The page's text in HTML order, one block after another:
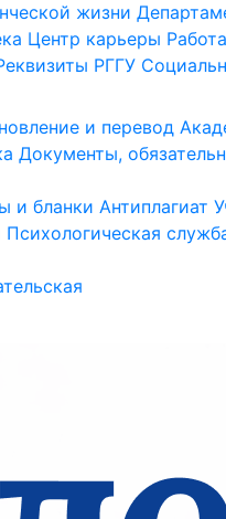
жизни
Центр карьеры
РГГУ
и перевод
Документы,
и бланки Антиплагиат
Психологическая